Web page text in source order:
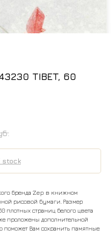
TIBET, 60
stock
бренда Zep в книжном
рисовой бумаги. Размер
плотных страниц белого цвета
проложены дополнительной
поможет Вам сохранить памятные